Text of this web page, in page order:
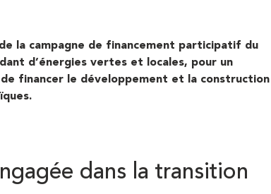
la campagne de financement participatif du
d’énergies vertes et locales, pour un
financer le développement et la construction
dans la transition